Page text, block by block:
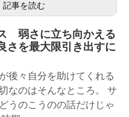
記事を読む
弱さに立ち向かえる
を最大限引き出すに
後々自分を助けてくれる
なのはそんなところ。 サ
うのこうのの話だけじゃ